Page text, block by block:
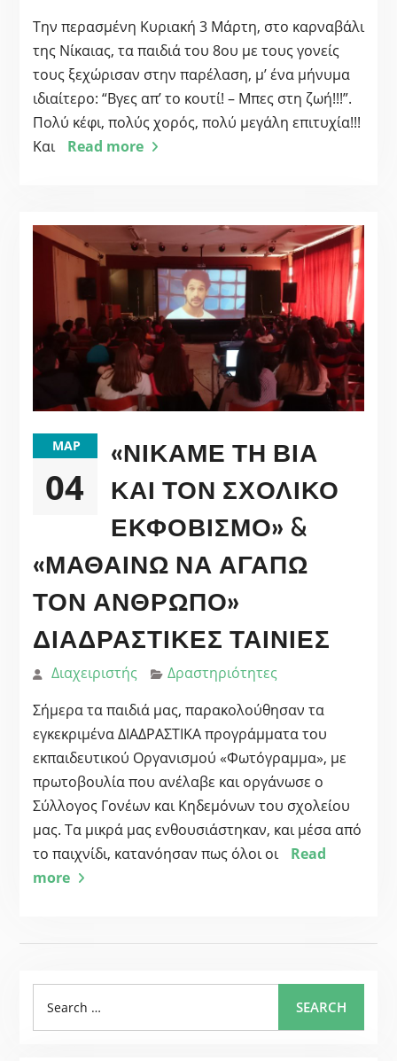
Την περασμένη Κυριακή 3 Μάρτη, στο καρναβάλι
της Νίκαιας, τα παιδιά του 8ου με τους γονείς
τους ξεχώρισαν στην παρέλαση, μ’ ένα μήνυμα
ιδιαίτερο: “Βγες απ’ το κουτί! – Μπες στη ζωή!!!”.
Πολύ κέφι, πολύς χορός, πολύ μεγάλη επιτυχία!!!
Και
Read more
ΜΑΡ
04
«ΝΙΚΆΜΕ ΤΗ ΒΊΑ
ΚΑΙ ΤΟΝ ΣΧΟΛΙΚΌ
ΕΚΦΟΒΙΣΜΌ» &
«ΜΑΘΑΊΝΩ ΝΑ ΑΓΑΠΏ
ΤΟΝ ΆΝΘΡΩΠΟ»
ΔΙΑΔΡΑΣΤΙΚΈΣ ΤΑΙΝΊΕΣ
Διαχειριστής
Δραστηριότητες
Σήμερα τα παιδιά μας, παρακολούθησαν τα
εγκεκριμένα ΔΙΑΔΡΑΣΤΙΚΑ προγράμματα του
εκπαιδευτικού Οργανισμού «Φωτόγραμμα», με
πρωτοβουλία που ανέλαβε και οργάνωσε ο
Σύλλογος Γονέων και Κηδεμόνων του σχολείου
μας. Τα μικρά μας ενθουσιάστηκαν, και μέσα από
το παιχνίδι, κατανόησαν πως όλοι οι
Read
more
for:
SEARCH